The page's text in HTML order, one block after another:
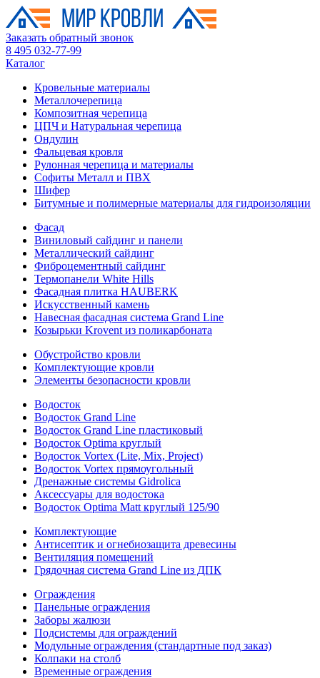
Заказать обратный звонок
8 495 032-77-99
Каталог
Кровельные материалы
Металлочерепица
Композитная черепица
ЦПЧ и Натуральная черепица
Ондулин
Фальцевая кровля
Рулонная черепица и материалы
Софиты Металл и ПВХ
Шифер
Битумные и полимерные материалы для гидроизоляции
Фасад
Виниловый сайдинг и панели
Металлический сайдинг
Фиброцементный сайдинг
Термопанели White Hills
Фасадная плитка HAUBERK
Искусственный камень
Навесная фасадная система Grand Line
Козырьки Krovent из поликарбоната
Обустройство кровли
Комплектующие кровли
Элементы безопасности кровли
Водосток
Водосток Grand Line
Водосток Grand Line пластиковый
Водосток Optima круглый
Водосток Vortex (Lite, Mix, Project)
Водосток Vortex прямоугольный
Дренажные системы Gidrolica
Аксессуары для водостока
Водосток Optima Matt круглый 125/90
Комплектующие
Антисептик и огнебиозащита древесины
Вентиляция помещений
Грядочная система Grand Line из ДПК
Ограждения
Панельные ограждения
Заборы жалюзи
Подсистемы для ограждений
Модульные ограждения (стандартные под заказ)
Колпаки на столб
Временные ограждения